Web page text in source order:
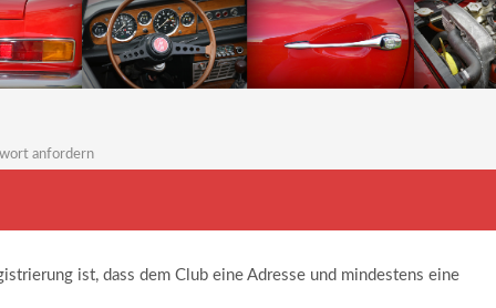
anfordern
ist, dass dem Club eine Adresse und mindestens eine